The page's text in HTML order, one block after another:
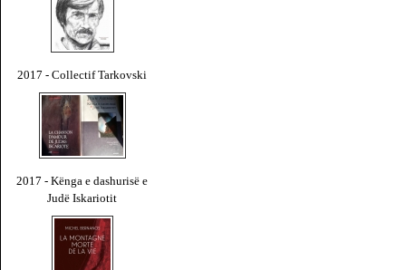
2017 - Collectif Tarkovski
2017 - Kënga e dashurisë e
Judë Iskariotit